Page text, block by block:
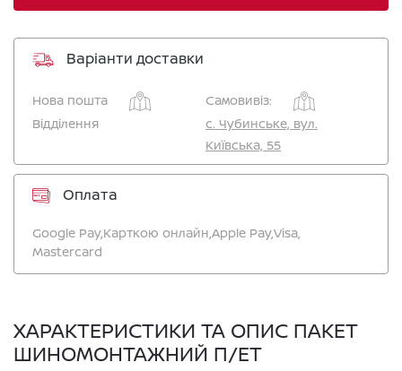
Варіанти доставки
Нова пошта
Самовивіз:
Відділення
c. Чубинське, вул.
Київська, 55
Оплата
Google Pay,Карткою онлайн,Apple Pay,Visa,
Mastercard
ХАРАКТЕРИСТИКИ ТА ОПИС ПАКЕТ
ШИНОМОНТАЖНИЙ П/ЕТ